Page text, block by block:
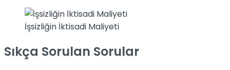
İşsizliğin İktisadi Maliyeti
Sıkça Sorulan Sorular